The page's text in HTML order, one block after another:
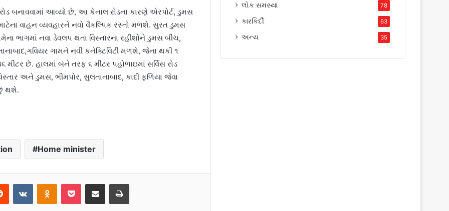
બનાવવામાં આવ્યો છે, આ કેનાલ રોડના કારણે એરપોર્ટ, ડુમસ
વાહન વ્યવહારને નવો વૈકલ્પિક રસ્તો મળશે. સુરત ડુમસ
ભાગમાં નવા ડેવલપ થતા વિસ્તારના રહીશોને ડુમસ બીચ,
ગામને નવી કનેક્ટિવિટી મળશે, જેના થકી ૧
છે. હાલમાં બંને તરફ ૬ મીટર પહોળાઇમાં સર્વિસ રોડ
અને ડુમસ, ભીમપોર, સુલતાનાબાદ, કાદી ફળિયા જેવા
થશે.
Home minister
લોક સમસ્યા 78
કારકિર્દી 63
અન્ય 35